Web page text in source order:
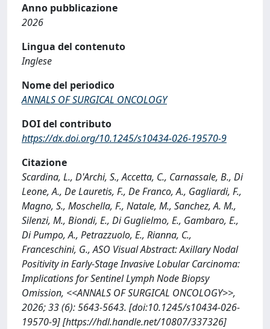
Anno pubblicazione
2026
Lingua del contenuto
Inglese
Nome del periodico
ANNALS OF SURGICAL ONCOLOGY
DOI del contributo
https://dx.doi.org/10.1245/s10434-026-19570-9
Citazione
Scardina, L., D'Archi, S., Accetta, C., Carnassale, B., Di
Leone, A., De Lauretis, F., De Franco, A., Gagliardi, F.,
Magno, S., Moschella, F., Natale, M., Sanchez, A. M.,
Silenzi, M., Biondi, E., Di Guglielmo, E., Gambaro, E.,
Di Pumpo, A., Petrazzuolo, E., Rianna, C.,
Franceschini, G., ASO Visual Abstract: Axillary Nodal
Positivity in Early-Stage Invasive Lobular Carcinoma:
Implications for Sentinel Lymph Node Biopsy
Omission, <<ANNALS OF SURGICAL ONCOLOGY>>,
2026; 33 (6): 5643-5643. [doi:10.1245/s10434-026-
19570-9] [https://hdl.handle.net/10807/337326]